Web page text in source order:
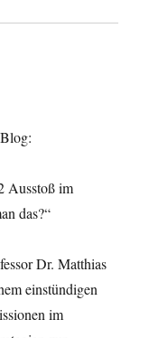
Ausstoß im
das?“
Dr. Matthias
einstündigen
im